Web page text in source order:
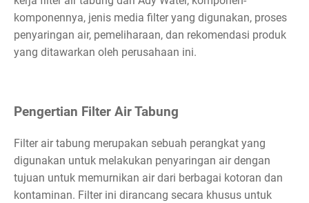
komponennya, jenis media filter yang digunakan, proses
penyaringan air, pemeliharaan, dan rekomendasi produk
yang ditawarkan oleh perusahaan ini.
Pengertian Filter Air Tabung
Filter air tabung merupakan sebuah perangkat yang
digunakan untuk melakukan penyaringan air dengan
tujuan untuk memurnikan air dari berbagai kotoran dan
kontaminan. Filter ini dirancang secara khusus untuk